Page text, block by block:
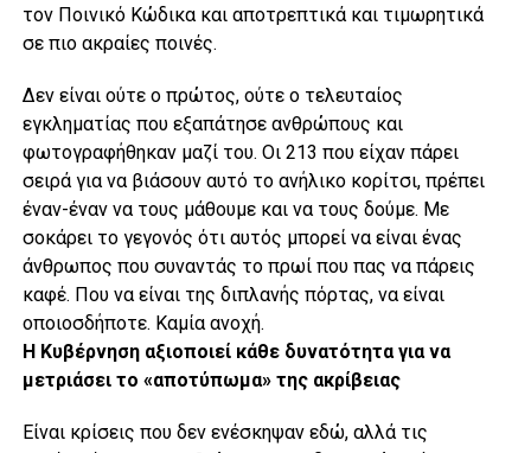
τον Ποινικό Κώδικα και αποτρεπτικά και τιμωρητικά
σε πιο ακραίες ποινές.
Δεν είναι ούτε ο πρώτος, ούτε ο τελευταίος
εγκληματίας που εξαπάτησε ανθρώπους και
φωτογραφήθηκαν μαζί του. Οι 213 που είχαν πάρει
σειρά για να βιάσουν αυτό το ανήλικο κορίτσι, πρέπει
έναν-έναν να τους μάθουμε και να τους δούμε. Με
σοκάρει το γεγονός ότι αυτός μπορεί να είναι ένας
άνθρωπος που συναντάς το πρωί που πας να πάρεις
καφέ. Που να είναι της διπλανής πόρτας, να είναι
οποιοσδήποτε. Καμία ανοχή.
Η Κυβέρνηση αξιοποιεί κάθε δυνατότητα για να
μετριάσει το «αποτύπωμα» της ακρίβειας
Είναι κρίσεις που δεν ενέσκηψαν εδώ, αλλά τις